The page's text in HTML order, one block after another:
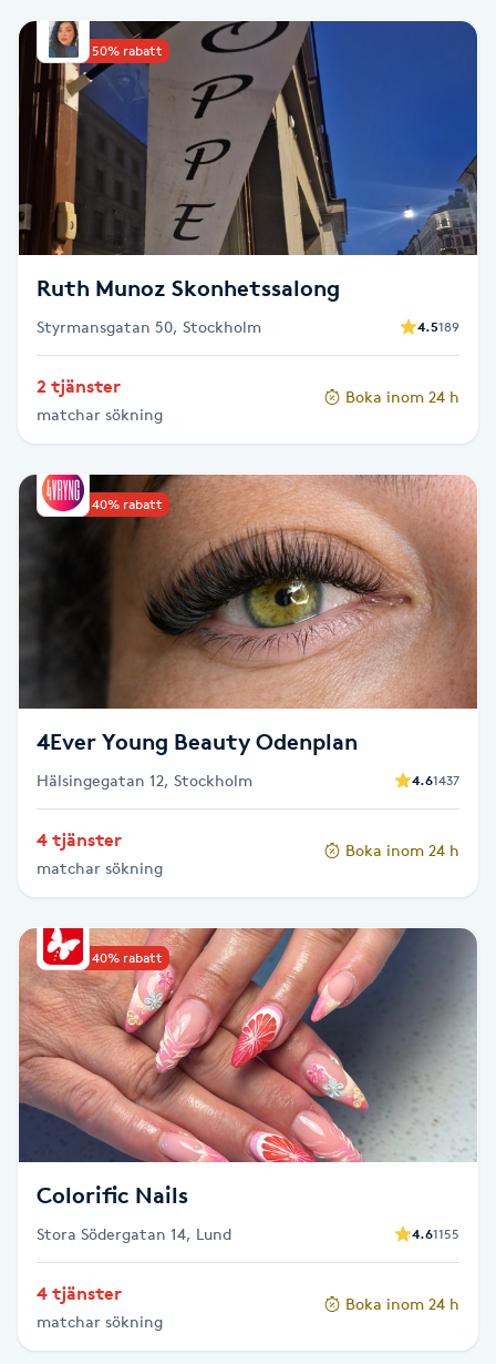
Babylights
Balayage
Bambumassage
Barber
Barnklippning
BIAB
Blowout
Bottenfärg
Celluliter
Coachning
Color correction
Cryoterapi
D
Damklippning
Diamantslipning
Enzympeeling
Upp till 50% rabatt
Ruth Munoz Skonhetssalong
Styrmansgatan 50, Stockholm 4.5189
2 tjänster
matchar sökning
Boka inom 24 h
Upp till 40% rabatt
4Ever Young Beauty Odenplan
Hälsingegatan 12, Stockholm 4.61437
4 tjänster
matchar sökning
Boka inom 24 h
Upp till 40% rabatt
Colorific Nails
Stora Södergatan 14, Lund 4.61155
4 tjänster
matchar sökning
Boka inom 24 h